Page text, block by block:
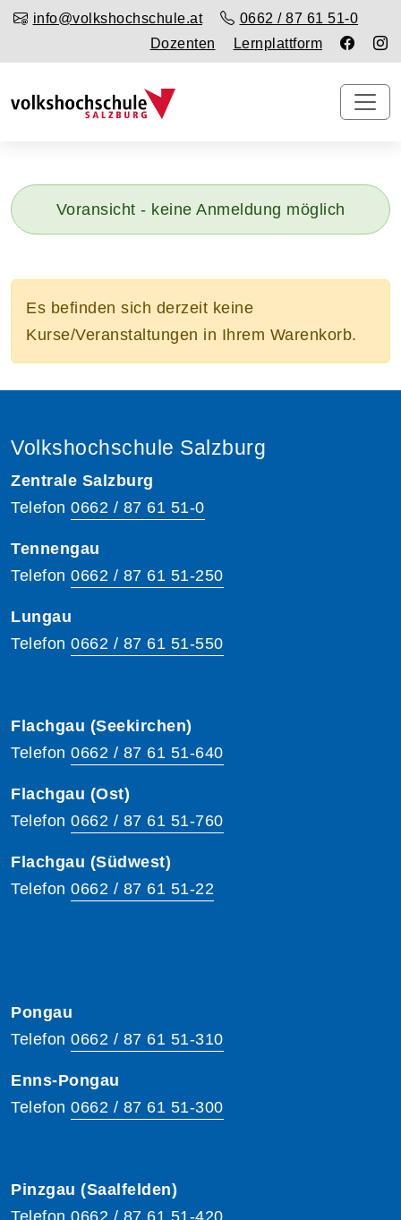
info@volkshochschule.at
0662 / 87 61 51-0
Dozenten
Lernplattform
Voransicht - keine Anmeldung möglich
Es befinden sich derzeit keine
Kurse/Veranstaltungen in Ihrem Warenkorb.
Volkshochschule Salzburg
Zentrale Salzburg
Telefon 0662 / 87 61 51-0
Tennengau
Telefon 0662 / 87 61 51-250
Lungau
Telefon 0662 / 87 61 51-550
Flachgau (Seekirchen)
Telefon 0662 / 87 61 51-640
Flachgau (Ost)
Telefon 0662 / 87 61 51-760
Flachgau (Südwest)
Telefon 0662 / 87 61 51-22
Pongau
Telefon 0662 / 87 61 51-310
Enns-Pongau
Telefon 0662 / 87 61 51-300
Pinzgau (Saalfelden)
Telefon 0662 / 87 61 51-420